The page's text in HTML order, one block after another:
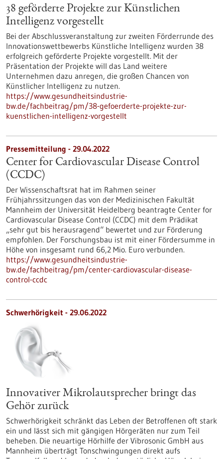
38 geförderte Projekte zur Künstlichen
Intelligenz vorgestellt
Bei der Abschlussveranstaltung zur zweiten Förderrunde des
Innovationswettbewerbs Künstliche Intelligenz wurden 38
erfolgreich geförderte Projekte vorgestellt. Mit der
Präsentation der Projekte will das Land weitere
Unternehmen dazu anregen, die großen Chancen von
Künstlicher Intelligenz zu nutzen.
https://www.gesundheitsindustrie-
bw.de/fachbeitrag/pm/38-gefoerderte-projekte-zur-
kuenstlichen-intelligenz-vorgestellt
Pressemitteilung - 29.04.2022
Center for Cardiovascular Disease Control
(CCDC)
Der Wissenschaftsrat hat im Rahmen seiner
Frühjahrssitzungen das von der Medizinischen Fakultät
Mannheim der Universität Heidelberg beantragte Center for
Cardiovascular Disease Control (CCDC) mit dem Prädikat
„sehr gut bis herausragend“ bewertet und zur Förderung
empfohlen. Der Forschungsbau ist mit einer Fördersumme in
Höhe von insgesamt rund 66,2 Mio. Euro verbunden.
https://www.gesundheitsindustrie-
bw.de/fachbeitrag/pm/center-cardiovascular-disease-
control-ccdc
Schwerhörigkeit - 29.06.2022
Innovativer Mikrolautsprecher bringt das
Gehör zurück
Schwerhörigkeit schränkt das Leben der Betroffenen oft stark
ein und lässt sich mit gängigen Hörgeräten nur zum Teil
beheben. Die neuartige Hörhilfe der Vibrosonic GmbH aus
Mannheim überträgt Tonschwingungen direkt aufs